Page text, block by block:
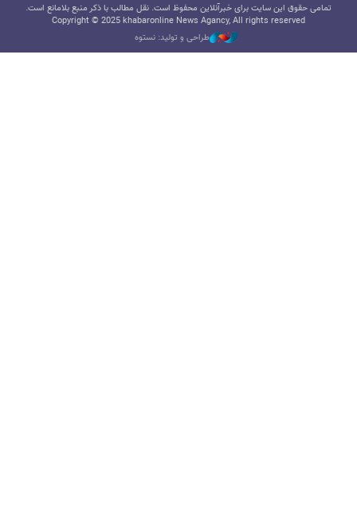
تمامی حقوق این سایت برای خبرآنلاین محفوظ است. نقل مطالب با ذکر منبع بلامانع است.
Copyright © 2025 khabaronline News Agancy, All rights reserved
طراحی و تولید: نستوه